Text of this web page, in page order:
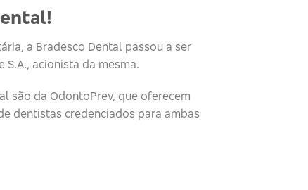
a Bradesco Dental passou a ser
S.A., acionista da mesma.
são da OdontoPrev, que oferecem
dentistas credenciados para ambas